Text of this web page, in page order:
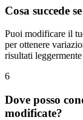
Cosa succede
Puoi modificare il
per ottenere
risultati
6
Dove posso
modificate?